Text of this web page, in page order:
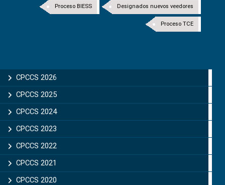
Designados nuevos veedores
Proceso BIESS
Proceso TCE
CPCCS 2026
CPCCS 2025
CPCCS 2024
CPCCS 2023
CPCCS 2022
CPCCS 2021
CPCCS 2020